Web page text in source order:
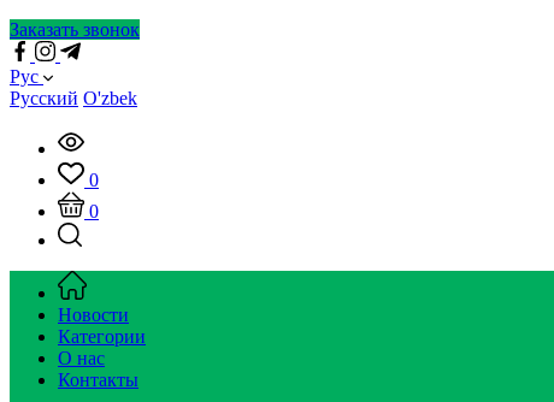
Заказать звонок
Рус
Русский O'zbek
0
0
Новости
Категории
О нас
Контакты